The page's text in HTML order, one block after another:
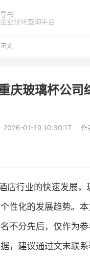
书
业快讯查询平台
正文
庆玻璃杯公司
2026-01-19 10:30:17 作
店行业的快速发展
性化的发展趋势。
不分先后，仅作为
，建议通过文末联系